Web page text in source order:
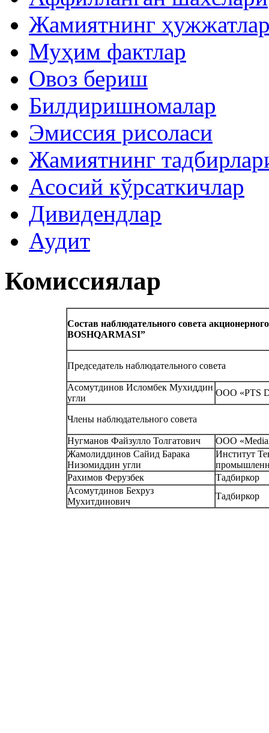
Жамиятнинг
Муҳим фактлар
Овоз бериш
Билдиришномалар
Эмиссия рисоласи
Жамиятнинг
Асосий кўрсаткичлар
Дивидендлар
Аудит
Комиссиялар
Состав наблюдательного совета
BOSHQARMASI”
Председатель наблюдательного совета
Асомутдинов Исломбек Мухиддин
угли
ООО «PTS
Члены наблюдательного совета
Нугманов Файзулло Толгатович
ООО
Жамолиддинов Сайид Барака
Низомиддин угли
Институт
Рахимов Ферузбек
Тадбиркор
Асомутдинов Бехруз
Мухитдинович
Тадбиркор